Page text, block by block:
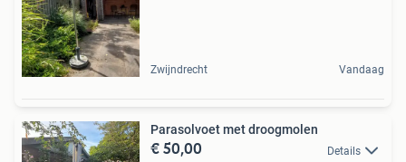
Zwijndrecht Vandaag
Parasolvoet met droogmolen
€ 50,00 Details